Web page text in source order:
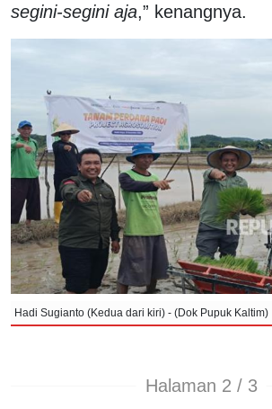
segini-segini aja,” kenangnya.
Hadi Sugianto (Kedua dari kiri) - (Dok Pupuk Kaltim)
Halaman 2 / 3